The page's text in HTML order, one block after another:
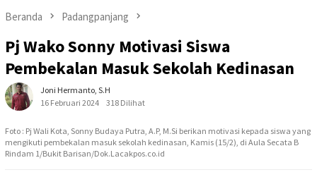
Beranda Padangpanjang
Pj Wako Sonny Motivasi Siswa
Pembekalan Masuk Sekolah Kedinasan
Joni Hermanto, S.H
16 Februari 2024
318 Dilihat
Foto : Pj Wali Kota, Sonny Budaya Putra, A.P, M.Si berikan motivasi kepada siswa yang
mengikuti pembekalan masuk sekolah kedinasan, Kamis (15/2), di Aula Secata B
Rindam 1/Bukit Barisan/Dok.Lacakpos.co.id